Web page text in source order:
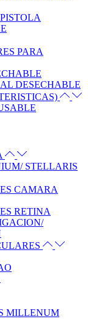
PARA
DESECHABLE
STELLARIS
CAMARA
RETINA
MILLENUM